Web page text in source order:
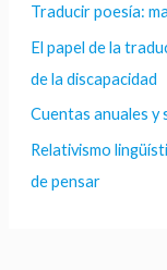
Traducir poesía:
El papel de la
de la discapacidad
Cuentas anuales y
Relativismo
de pensar